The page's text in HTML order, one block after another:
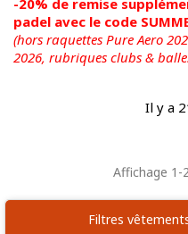
-20% de remise
padel avec le code
(hors raquettes Pure Aero
2026, rubriques clubs &
Il y a
Affichage 1-
Filtres